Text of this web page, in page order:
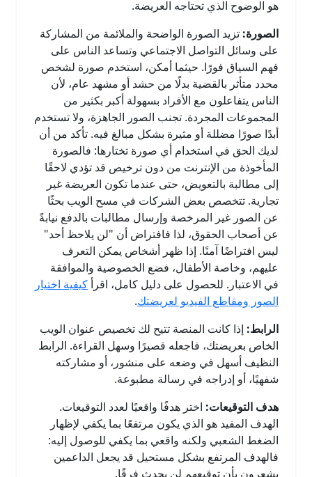
هو الوضوح الذي تحتاجه العريضة.
الصورة: تزيد الصورة الواضحة والملائمة من المشاركة
على وسائل التواصل الاجتماعي وتساعد الناس على
فهم السياق فورًا. حيثما أمكن، استخدم صورة لشخص
محدد متأثر بالقضية بدلًا من حشد أو مشهد عام، لأن
الناس يتفاعلون مع الأفراد بسهولة أكبر بكثير من
المجموعات المجردة. تجنب الصور الجاهزة، ولا تستخدم
أبدًا صورًا مضللة أو مثيرة بشكل مبالغ فيه. تأكد من أن
لديك الحق في استخدام أي صورة تختارها: فالصورة
المأخوذة من الإنترنت من دون ترخيص قد تؤدي لاحقًا
إلى مطالبة بالتعويض، حتى عندما تكون العريضة غير
تجارية. تتخصص بعض الشركات في مسح الويب بحثًا
عن الصور غير المرخصة وإرسال مطالبات بالدفع نيابةً
عن أصحاب الحقوق، لذا فافتراض أن "لن يلاحظ أحد"
ليس افتراضًا آمنًا. إذا ظهر أشخاص يمكن التعرف
عليهم، وخاصة الأطفال، فضع الخصوصية والموافقة
في الاعتبار. للحصول على دليل كامل، اقرأ كيفية اختيار
الصور ومقاطع الفيديو لعريضتك.
الرابط: إذا كانت المنصة تتيح لك تخصيص عنوان الويب
الخاص بعريضتك، فاجعله قصيرًا وسهل القراءة. الرابط
النظيف أسهل في وضعه على منشور، أو مشاركته
شفهيًا، أو إدراجه في رسالة مطبوعة.
هدف التوقيعات: اختر هدفًا واقعيًا لعدد التوقيعات.
الهدف المفيد هو الذي يكون مرتفعًا بما يكفي لإظهار
الضغط الشعبي ولكنه واقعي بما يكفي للوصول إليه:
فالهدف المرتفع بشكل مستحيل قد يجعل الداعمين
يشعرون بأن توقيعهم لن يحدث فرقًا.